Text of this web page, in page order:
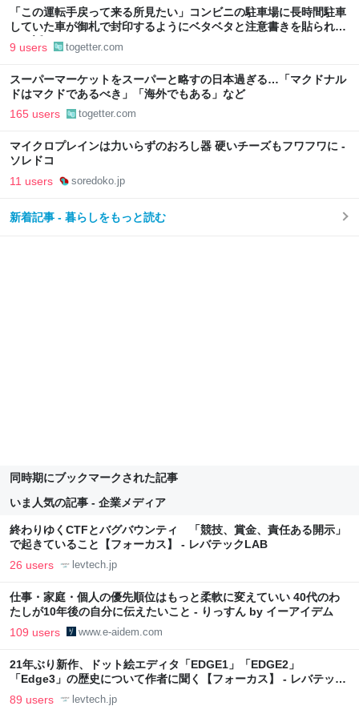
「この運転手戻って来る所見たい」コンビニの駐車場に長時間駐車
していた車が御札で封印するようにベタベタと注意書きを貼られて
いた話
9 users togetter.com
スーパーマーケットをスーパーと略すの日本過ぎる…「マクドナル
ドはマクドであるべき」「海外でもある」など
165 users togetter.com
マイクロプレインは力いらずのおろし器 硬いチーズもフワフワに -
ソレドコ
11 users soredoko.jp
新着記事 - 暮らしをもっと読む
同時期にブックマークされた記事
いま人気の記事 - 企業メディア
終わりゆくCTFとバグバウンティ 「競技、賞金、責任ある開示」
で起きていること【フォーカス】 - レバテックLAB
26 users levtech.jp
仕事・家庭・個人の優先順位はもっと柔軟に変えていい 40代のわ
たしが10年後の自分に伝えたいこと - りっすん by イーアイデム
109 users www.e-aidem.com
21年ぶり新作、ドット絵エディタ「EDGE1」「EDGE2」
「Edge3」の歴史について作者に聞く【フォーカス】 - レバテック
LAB
89 users levtech.jp